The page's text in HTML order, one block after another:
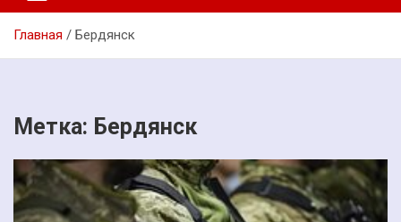
Главная Бердянск
Метка: Бердянск